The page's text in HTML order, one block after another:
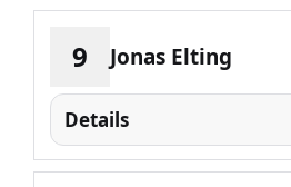
9 Jonas Elting
Details